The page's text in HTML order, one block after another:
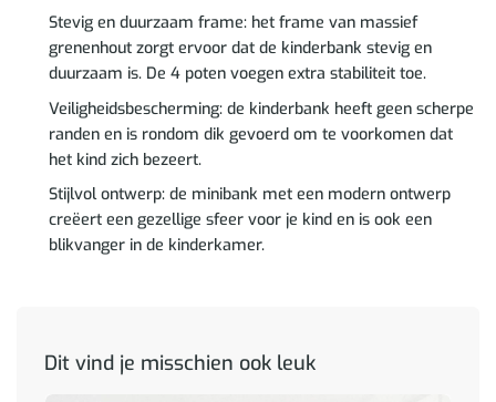
Stevig en duurzaam frame: het frame van massief
grenenhout zorgt ervoor dat de kinderbank stevig en
duurzaam is. De 4 poten voegen extra stabiliteit toe.
Veiligheidsbescherming: de kinderbank heeft geen scherpe
randen en is rondom dik gevoerd om te voorkomen dat
het kind zich bezeert.
Stijlvol ontwerp: de minibank met een modern ontwerp
creëert een gezellige sfeer voor je kind en is ook een
blikvanger in de kinderkamer.
Dit vind je misschien ook leuk